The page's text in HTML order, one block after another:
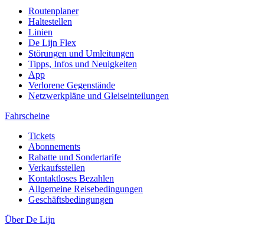
Routenplaner
Haltestellen
Linien
De Lijn Flex
Störungen und Umleitungen
Tipps, Infos und Neuigkeiten
App
Verlorene Gegenstände
Netzwerkpläne und Gleiseinteilungen
Fahrscheine
Tickets
Abonnements
Rabatte und Sondertarife
Verkaufsstellen
Kontaktloses Bezahlen
Allgemeine Reisebedingungen
Geschäftsbedingungen
Über De Lijn